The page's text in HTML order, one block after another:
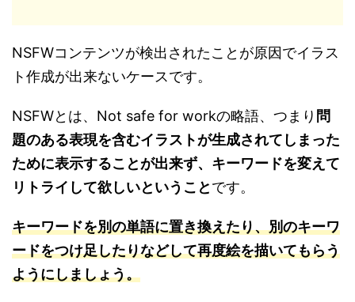
NSFWコンテンツが検出されたことが原因でイラス
ト作成が出来ないケースです。
NSFWとは、Not safe for workの略語、つまり 問
題のある表現を含むイラストが生成されてしまった
ために表示することが出来ず、キーワードを変えて
リトライして欲しいということです。
キーワードを別の単語に置き換えたり、別のキーワ
ードをつけ足したりなどして再度絵を描いてもらう
ようにしましょう。